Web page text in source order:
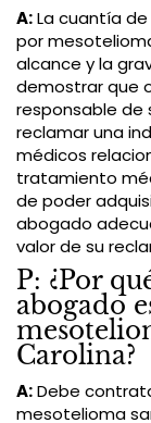
A:La cuantía
por
alcance y la
demostrar que
responsable de
reclamar una
médicos
tratamiento
de poder
abogado
valor de su
P: ¿Por
abogado
Carolina?
A:Debe
mesotelioma